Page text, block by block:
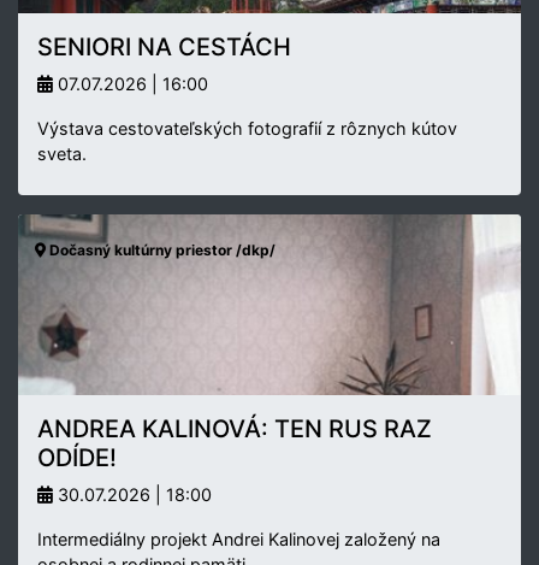
SENIORI NA CESTÁCH
07.07.2026 | 16:00
Výstava cestovateľských fotografií z rôznych kútov
sveta.
Dočasný kultúrny priestor /dkp/
ANDREA KALINOVÁ: TEN RUS RAZ
ODÍDE!
30.07.2026 | 18:00
Intermediálny projekt Andrei Kalinovej založený na